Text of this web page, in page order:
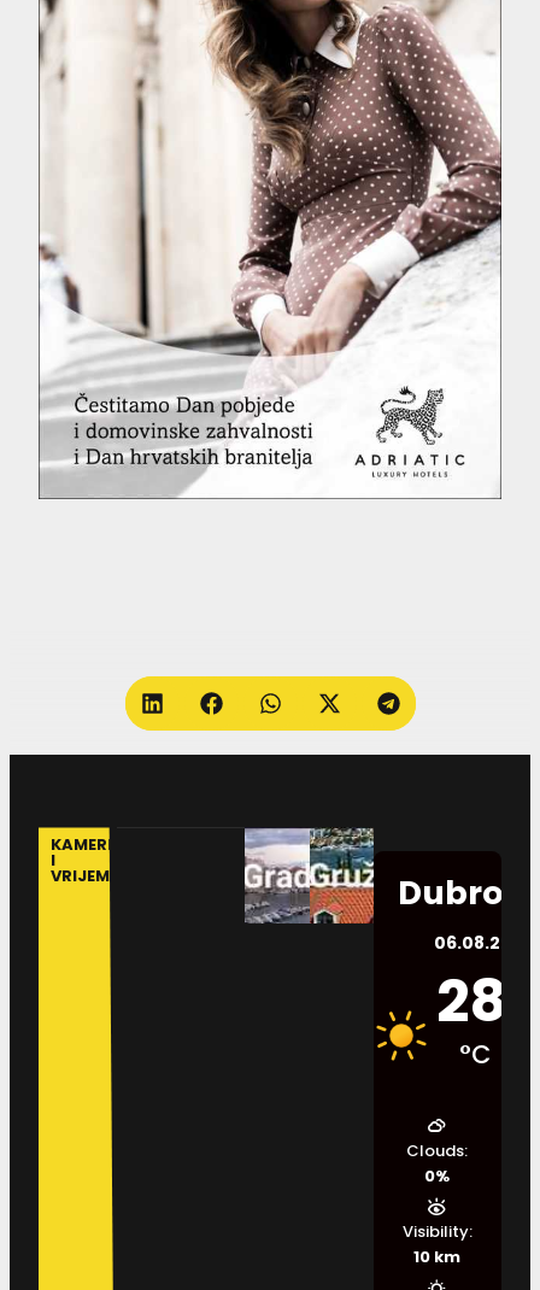
KAMERE
I
VRIJEME
06.08.2026.
28
°C
Clouds:
0%
Visibility:
10 km